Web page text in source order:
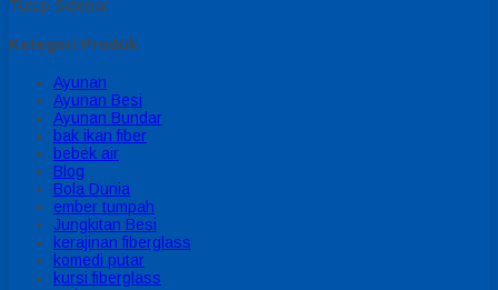
Tutup Sidebar
Kategori Produk
Ayunan
Ayunan Besi
Ayunan Bundar
bak ikan fiber
bebek air
Blog
Bola Dunia
ember tumpah
Jungkitan Besi
kerajinan fiberglass
komedi putar
kursi fiberglass